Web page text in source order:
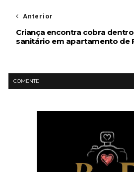
Anterior
Criança encontra cobra
sanitário em apartamento de
COMENTE